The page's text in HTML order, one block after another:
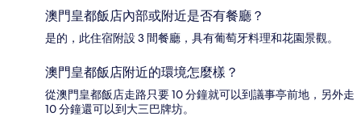
澳門皇都飯店內部或附近是否有餐廳？
是的，此住宿附設 3 間餐廳，具有葡萄牙料理和花園景觀。
澳門皇都飯店附近的環境怎麼樣？
從澳門皇都飯店走路只要 10 分鐘就可以到議事亭前地，另外走
10 分鐘還可以到大三巴牌坊。